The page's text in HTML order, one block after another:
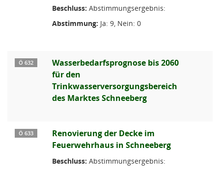
Beschluss: Abstimmungsergebnis:
Abstimmung: Ja: 9, Nein: 0
Ö 632
Wasserbedarfsprognose bis 2060
für den
Trinkwasserversorgungsbereich
des Marktes Schneeberg
Ö 633
Renovierung der Decke im
Feuerwehrhaus in Schneeberg
Beschluss: Abstimmungsergebnis: